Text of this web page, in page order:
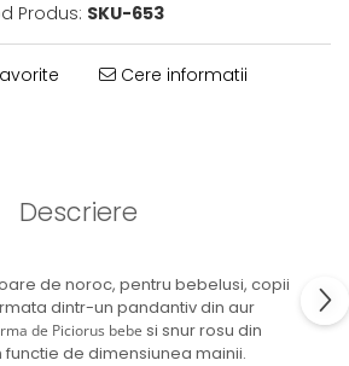
Produs: SKU-653
Cere informatii
Descriere
de noroc, pentru bebelusi, copii
dintr-un pandantiv din aur
de Piciorus bebe si snur rosu din
de dimensiunea mainii.